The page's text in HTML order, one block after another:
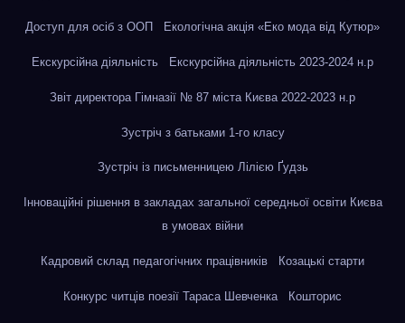
Доступ для осіб з ООП Екологічна акція «Еко мода від Кутюр»
Екскурсійна діяльність Екскурсійна діяльність 2023-2024 н.р
Звіт директора Гімназії № 87 міста Києва 2022-2023 н.р
Зустріч з батьками 1-го класу
Зустріч із письменницею Лілією Ґудзь
Інноваційні рішення в закладах загальної середньої освіти Києва
в умовах війни
Кадровий склад педагогічних працівників Козацькі старти
Конкурс читців поезії Тараса Шевченка Кошторис